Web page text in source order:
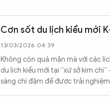
Cơn sốt du lịch kiểu mới
13/03/2026 04:39
Không còn quá mặn mà với các
du lịch kiểu mới tại “xứ sở kim
sàng chi đậm để được trải